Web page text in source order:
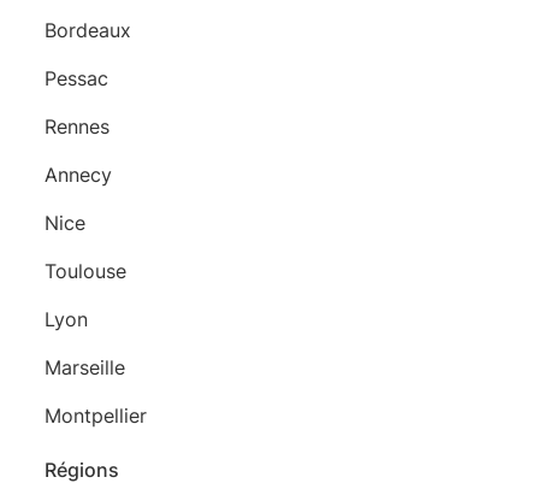
Bordeaux
Pessac
Rennes
Annecy
Nice
Toulouse
Lyon
Marseille
Montpellier
Régions